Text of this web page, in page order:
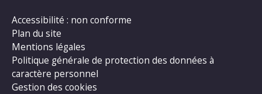
Accessibilité : non conforme
Plan du site
Mentions légales
Politique générale de protection des données à
caractère personnel
Gestion des cookies